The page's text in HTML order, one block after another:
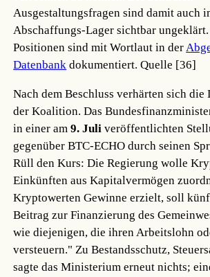
Ausgestaltungsfragen sind damit auch
Abschaffungs-Lager sichtbar
Positionen sind mit Wortlaut in der
Datenbank dokumentiert.Quelle [36]
Nach dem Beschluss verhärten sich
der Koalition. Das
in einer am9. Juli veröffentlichten
gegenüber BTC-ECHO durch seinen
Rüll den Kurs: Die Regierung wolle
Einkünften aus Kapitalvermögen
Kryptowerten Gewinne erzielt, soll
Beitrag zur Finanzierung des
wie diejenigen, die ihren Arbeitslohn
versteuern." Zu Bestandsschutz,
sagte das Ministerium erneut nichts;